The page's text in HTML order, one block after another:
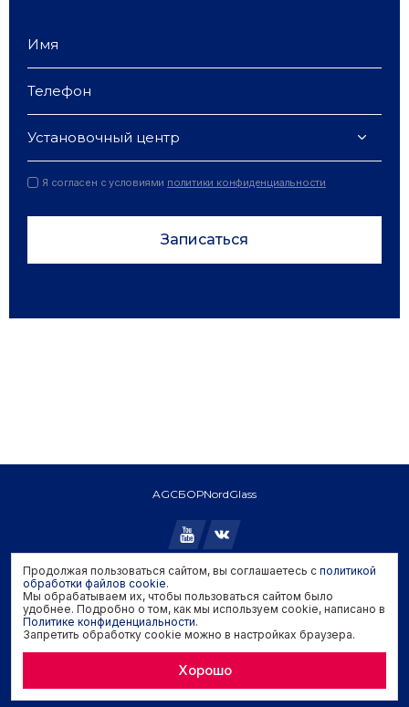
Установочный центр
Я согласен с условиями политики конфиденциальности
Записаться
AGCБОРNordGlass
Copyright © 2026 AGC. All rights reserved.
Политика конфиденциальности
Политика обработки файлов cookie
Задать вопрос производителю
Developed byGenisoft
Продолжая пользоваться сайтом, вы соглашаетесь с политикой
обработки файлов cookie.
Мы обрабатываем их, чтобы пользоваться сайтом было
удобнее. Подробно о том, как мы используем cookie, написано в
Политике конфиденциальности.
Запретить обработку cookie можно в настройках браузера.
Хорошо